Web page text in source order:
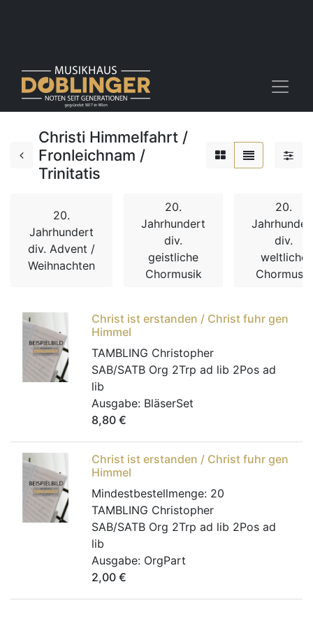
Christi Himmelfahrt /
Fronleichnam /
Trinitatis
20.
Jahrhundert
div. Advent /
Weihnachten
20.
Jahrhundert
div.
geistliche
Chormusik
20.
div.
weltliche
Chormusik
Christ ist erstanden / Christ fuhr gen
Himmel
TAMBLING Christopher
SAB/SATB Org 2Trp ad lib 2Pos ad
lib
Ausgabe: BläserSet
8,80 €
Christ ist erstanden / Christ fuhr gen
Himmel
Mindestbestellmenge: 20
TAMBLING Christopher
SAB/SATB Org 2Trp ad lib 2Pos ad
lib
Ausgabe: OrgPart
2,00 €